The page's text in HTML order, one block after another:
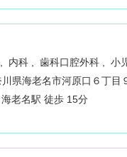
内科 歯科口腔外科
小
県海老名市河原口６丁目
老名駅 徒歩 15分